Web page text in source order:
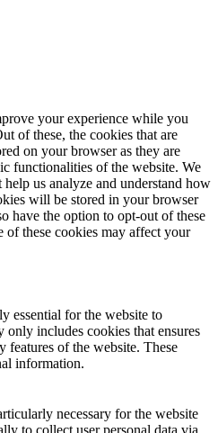
your experience while you
of these, the cookies that are
on your browser as they are
functionalities of the website. We
us analyze and understand how
will be stored in your browser
have the option to opt-out of these
these cookies may affect your
essential for the website to
includes cookies that ensures
features of the website. These
information.
necessary for the website